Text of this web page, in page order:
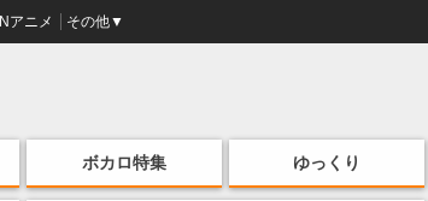
Nアニメ その他▼
ボカロ特集 ゆっくり